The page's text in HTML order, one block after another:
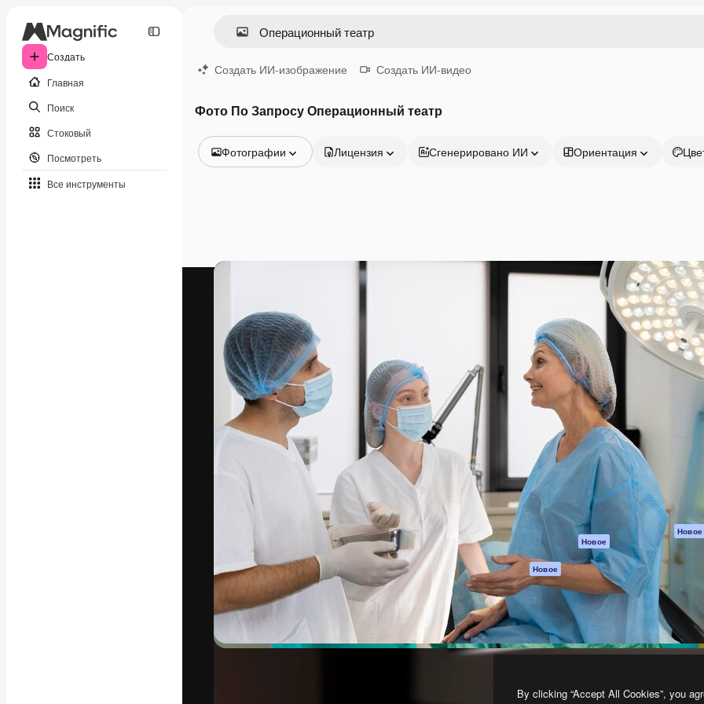
Создать
Главная
Поиск
Стоковый
Посмотреть
Все инструменты
Создать ИИ-изображение Создать ИИ-видео
Фото По Запросу Операционный театр
Фотографии
Видео
Иконки
3D-модели
Шрифты
Лицензия Сгенерировано ИИ Ориентация
Креативная платформа для создания
ваших лучших работ. Более 1 миллиона
подписчиков среди креаторов,
предприятий, агентств и студий.
Pусский
Продукция
Spaces
ИИ-помощник
Генератор
изображений ИИ
Генератор видео
Генератор голоса
на основе ИИ
Стоковый контент
MCP для
Claude/ChatGPT
Новое
Агенты Новое
API
Мобильное
приложение
Все инструменты
Magnific
Начать
Документация по
Пакету ИИ
Служба
поддержки
Условия и
положения
Политика
Оригиналы Новое
Политика файлов
cookie
Центр доверия
Партнеры
Предприятие
By clicking “Accept All Cookies”, you